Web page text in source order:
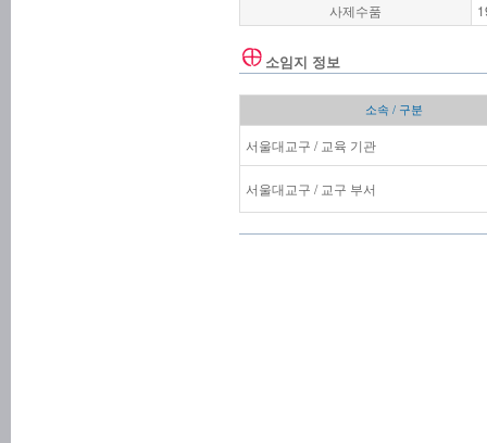
사제수품
소임지 정보
소속 / 구분
서울대교구 / 교육 기관
서울대교구 / 교구 부서